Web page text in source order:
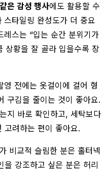
은 감성 행사에도 활용할 수
스타일링 완성도가 더 중요
스는 “입는 순간 분위기가
상황을 잘 골라 입을수록 장
전에는 옷걸이에 걸어 형
구김을 줄이는 것이 좋아요.
지 바로 확인하고, 세탁보다
고려하는 편이 좋아요.
비교적 슬림한 분은 홀터넥
을 강조하고 싶은 분은 허리